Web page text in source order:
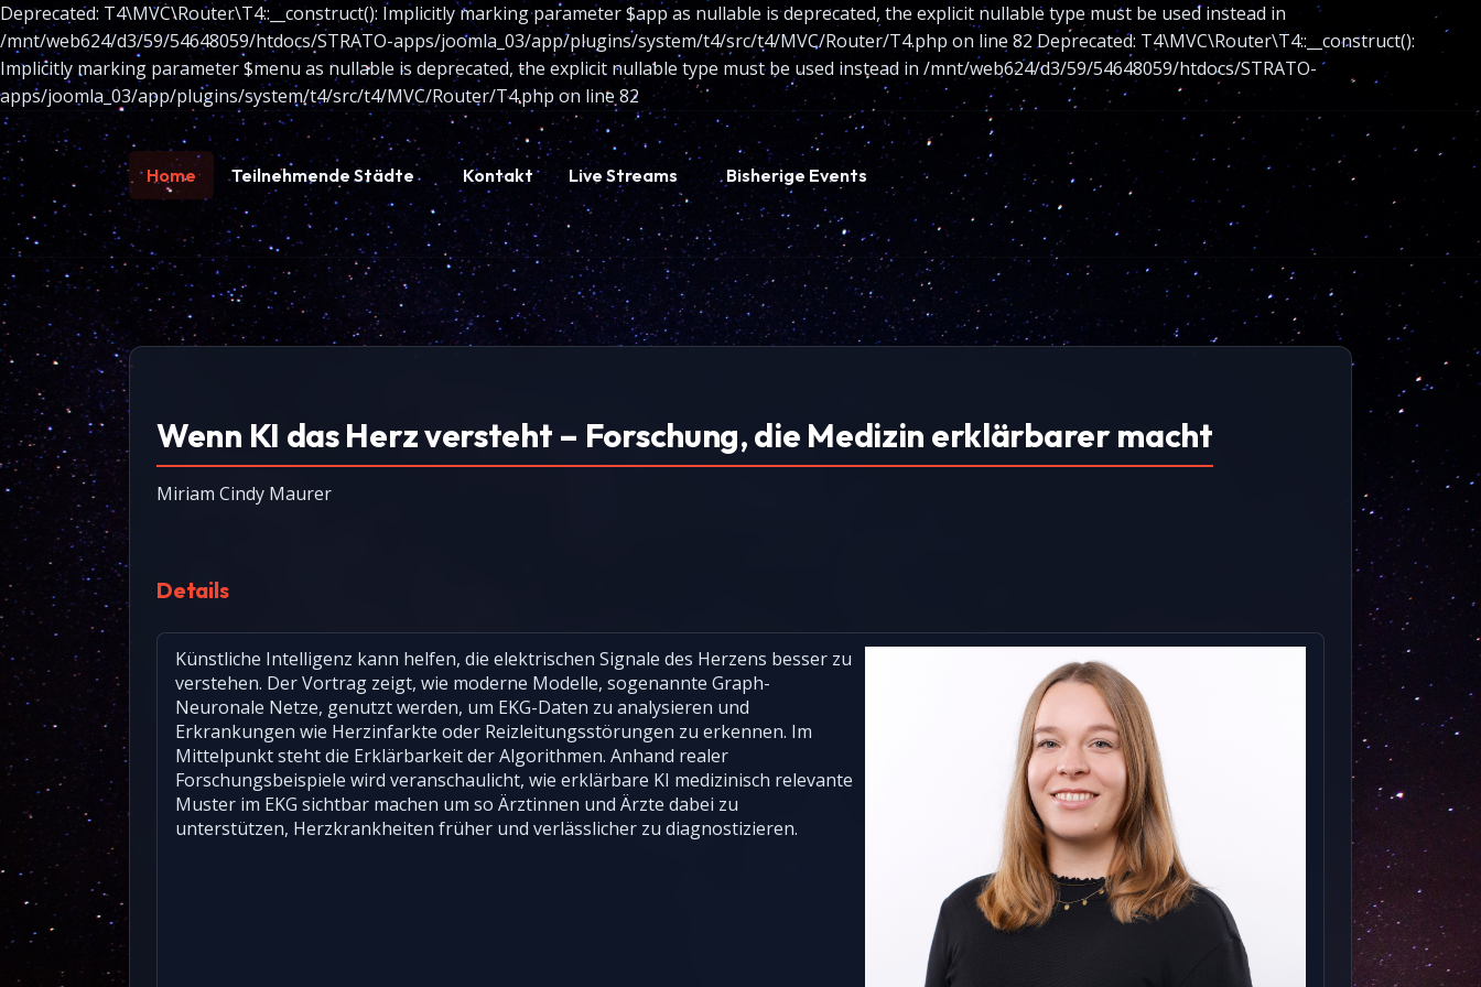
Deprecated: T4\MVC\Router\T4::__construct(): Implicitly marking parameter $app as nullable is deprecated, the explicit nullable type must be used instead in
/mnt/web624/d3/59/54648059/htdocs/STRATO-apps/joomla_03/app/plugins/system/t4/src/t4/MVC/Router/T4.php on line 82 Deprecated: T4\MVC\Router\T4::__construct():
Implicitly marking parameter $menu as nullable is deprecated, the explicit nullable type must be used instead in /mnt/web624/d3/59/54648059/htdocs/STRATO-
apps/joomla_03/app/plugins/system/t4/src/t4/MVC/Router/T4.php on line 82
Home Teilnehmende Städte Kontakt Live Streams Bisherige Events
Wenn KI das Herz versteht – Forschung, die Medizin erklärbarer macht
Miriam Cindy Maurer
Details
Künstliche Intelligenz kann helfen, die elektrischen Signale des Herzens besser zu
verstehen. Der Vortrag zeigt, wie moderne Modelle, sogenannte Graph-
Neuronale Netze, genutzt werden, um EKG-Daten zu analysieren und
Erkrankungen wie Herzinfarkte oder Reizleitungsstörungen zu erkennen. Im
Mittelpunkt steht die Erklärbarkeit der Algorithmen. Anhand realer
Forschungsbeispiele wird veranschaulicht, wie erklärbare KI medizinisch relevante
Muster im EKG sichtbar machen um so Ärztinnen und Ärzte dabei zu
unterstützen, Herzkrankheiten früher und verlässlicher zu diagnostizieren.